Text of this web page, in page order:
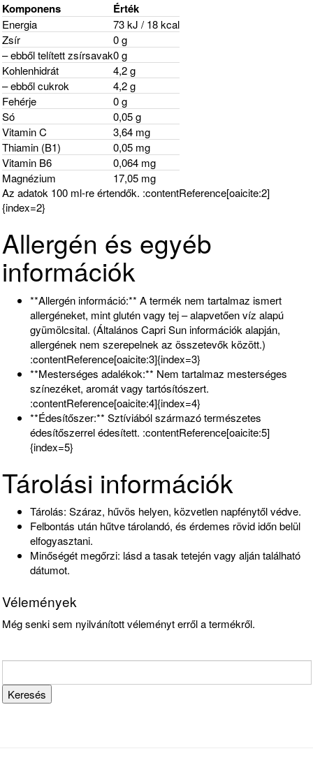
Komponens Érték
Energia
73 kJ / 18 kcal
Zsír
0 g
– ebből telített zsírsavak0 g
Kohlenhidrát
4,2 g
– ebből cukrok
4,2 g
Fehérje
0 g
Só
0,05 g
Vitamin C
3,64 mg
Thiamin (B1)
0,05 mg
Vitamin B6
0,064 mg
Magnézium
17,05 mg
Az adatok 100 ml-re értendők. :contentReference[oaicite:2]
{index=2}
Allergén és egyéb
információk
**Allergén információ:** A termék nem tartalmaz ismert
allergéneket, mint glutén vagy tej – alapvetően víz alapú
gyümölcsital. (Általános Capri Sun információk alapján,
allergének nem szerepelnek az összetevők között.)
:contentReference[oaicite:3]{index=3}
**Mesterséges adalékok:** Nem tartalmaz mesterséges
színezéket, aromát vagy tartósítószert.
:contentReference[oaicite:4]{index=4}
**Édesítőszer:** Sztíviából származó természetes
édesítőszerrel édesített. :contentReference[oaicite:5]
{index=5}
Tárolási információk
Tárolás: Száraz, hűvös helyen, közvetlen napfénytől védve.
Felbontás után hűtve tárolandó, és érdemes rövid időn belül
elfogyasztani.
Minőségét megőrzi: lásd a tasak tetején vagy alján található
dátumot.
Vélemények
Még senki sem nyilvánított véleményt erről a termékről.